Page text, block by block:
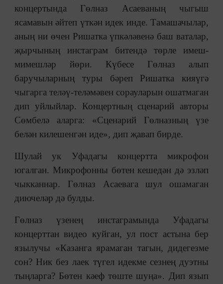
концертында Гөлназ Асаеваның чыгыш
ясамавын әйтеп үткән идек инде. Тамашачылар,
аның ни өчен Ришатка үпкәләвенә баш ваталар,
җырчының инстаграм битендә төрле имеш-
мимешләр йөри. Күбесе Гөлназ алып
баручыларның туры бәреп Ришатка кияүгә
чыгарга теләү-теләмәвен сорауларын ошатмаган
дип уйлыйлар. Концертның сценарий авторы
Сөмбелә аларга: «Сценарий Гөлназның үзе
белән килешенгән иде», дип җавап бирде.
Шулай ук Уфадагы концертта микрофон
югалган. Микрофонны бөтен кешедән дә эзләп
чыкканнар. Гөлназ Асаевага шул ошамаган
диючеләр дә булды.
Гөлназ үзенең инстаграмында Уфадагы
концерттан видео куйган, ул пост астына бер
язылучы «Казанга ярамаган тагын, дидегезме
сон? Ник без лаек түгел идекме сезнең дуэтны
тыңларга? Бөтен кәеф төште шуңа». Дип язып